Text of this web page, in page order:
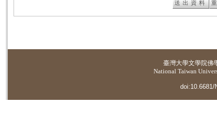
臺灣大學文學院佛
National Taiwan
doi:10.6681/